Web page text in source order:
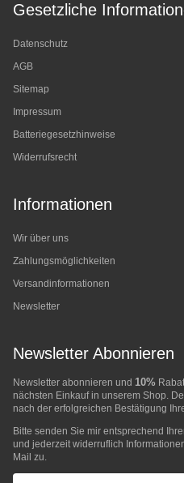
Gesetzliche
Datenschutz
AGB
Sitemap
Impressum
Batteriegesetzhinweise
Widerrufsrecht
Informationen
Wir über uns
Zahlungsmöglichkeiten
Versandinformationen
Newsletter
Newsletter Abonnieren
Newsletter abonnieren und 10%
nächsten Einkauf in unserem Shop.
nach der erfolgreichen Bestätigung
Bitte senden Sie mir entsprechend
und jederzeit widerruflich
Mail zu.